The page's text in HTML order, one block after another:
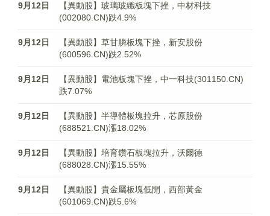
9月12日
【異動股】玻璃玻纖板塊下挫，中材科技
(002080.CN)跌4.9%
9月12日
【異動股】草甘膦板塊下挫，新安股份
(600596.CN)跌2.52%
9月12日
【異動股】電池板塊下挫，中一科技(301150.CN)
跌7.07%
9月12日
【異動股】半導體板塊拉升，芯原股份
(688521.CN)漲18.02%
9月12日
【異動股】培育鑽石板塊拉升，沃爾德
(688028.CN)漲15.55%
9月12日
【異動股】貴金屬板塊低開，西部黃金
(601069.CN)跌5.6%